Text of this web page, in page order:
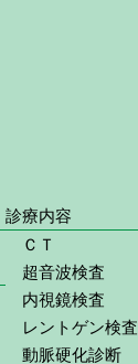
診療内容
ＣＴ
超音波検査
内視鏡検査
レントゲン検査
動脈硬化診断